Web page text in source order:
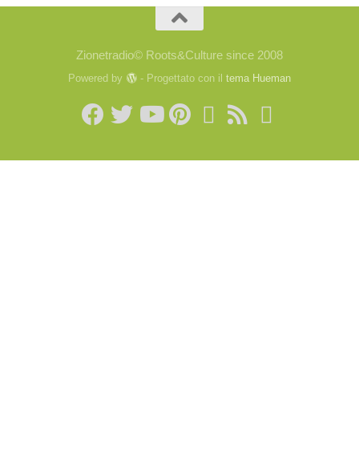
Zionetradio© Roots&Culture since 2008
Powered by - Progettato con il tema Hueman